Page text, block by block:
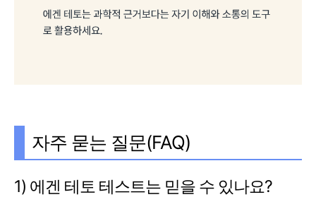
자주 묻는 질문(FAQ)
1) 에겐 테토 테스트는 믿을 수 있나요?